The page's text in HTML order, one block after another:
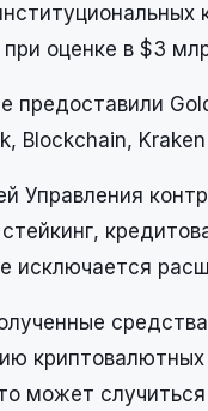
оценке в $3
предоставили
Blockchain,
Управления
может